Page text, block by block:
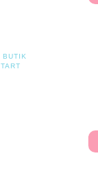
BUTIK
TART